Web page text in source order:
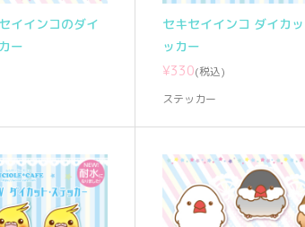
イインコのダイ
ー
セキセイインコ ダイカ
ッカー
¥330(税込)
ステッカー